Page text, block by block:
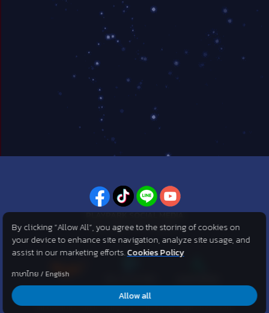
PLAYPARK SOCIAL MEDIA
ไม่พลาดทุกข่าวสารจาก PlayPark
©2007 KOG corporation . All Rights Reserved. ©2012 Asphere
Innovations Public Company Limited. All Rights Reserved.
By clicking “Allow All”, you agree to the storing of cookies on
your device to enhance site navigation, analyze site usage, and
assist in our marketing efforts.Cookies Policy
ภาษาไทย / English
Allow all